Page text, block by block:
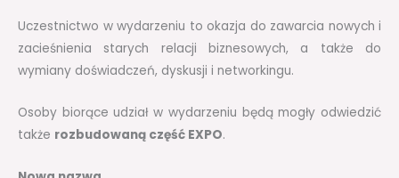
Uczestnictwo w wydarzeniu to okazja do zawarcia nowych i
zacieśnienia starych relacji biznesowych, a także do
wymiany doświadczeń, dyskusji i networkingu.
Osoby biorące udział w wydarzeniu będą mogły odwiedzić
także rozbudowaną część EXPO.